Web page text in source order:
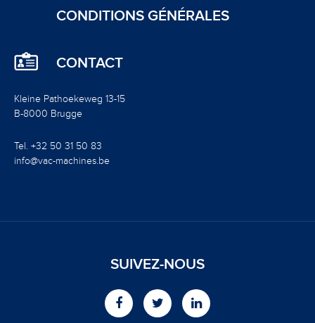
CONDITIONS GÉNÉRALES
CONTACT
Kleine Pathoekeweg 13-15
B-8000 Brugge
Tel. +32 50 31 50 83
info@vac-machines.be
SUIVEZ-NOUS
FacebookTwitterLinkedIn